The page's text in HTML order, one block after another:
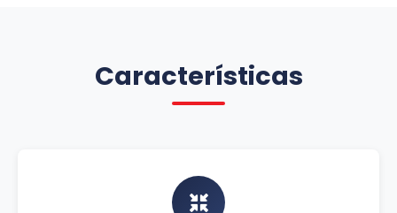
Características